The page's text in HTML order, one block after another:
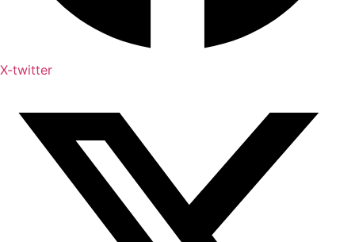
X-twitter